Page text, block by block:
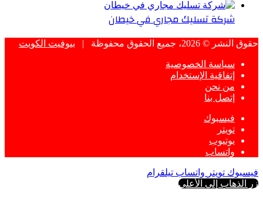
شركة تسليك مجاري في خيطان
حقوق النشر © 2026، جميع الحقوق محفوظة | بيوفيت الكويت
سياسة الخصوصية
إتفاقية الإستخدام
من نحن
إتصل بنا
فيسبوك
تويتر
يوتيوب
واتساب
فيسبوك تويتر واتساب تيلقرام
زر الذهاب إلى الأعلى